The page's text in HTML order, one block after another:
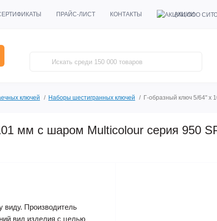
ПРАЙС-ЛИСТ КОНТАКТЫ АКЦИИ
ключей Наборы шестигранных ключей Г-образный ключ 5/64" x
мм с шаром Multicolour серия 950
виду. Производитель
вид изделия с целью